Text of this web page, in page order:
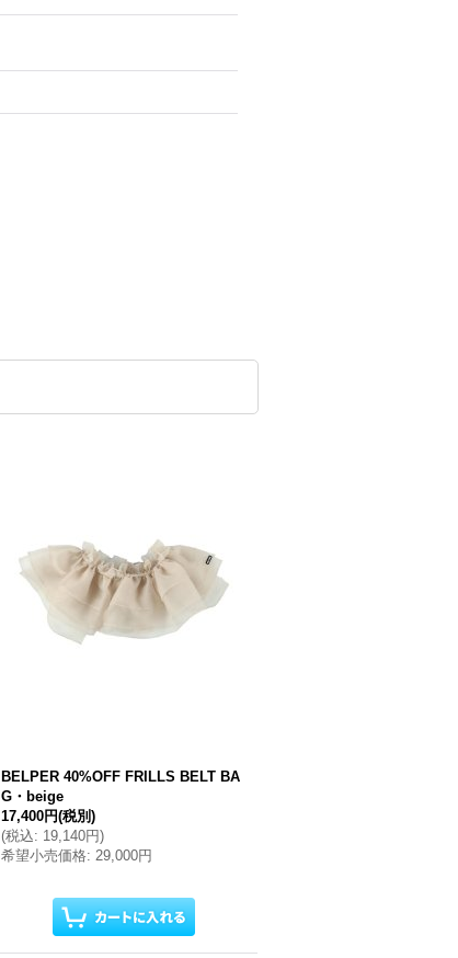
BELPER 40%OFF FRILLS BELT BA
G・beige
17,400円(税別)
(税込: 19,140円)
希望小売価格: 29,000円